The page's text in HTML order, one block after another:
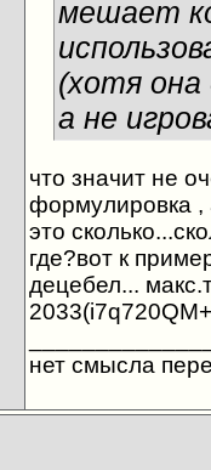
мешает
(хотя она
а не
что значит не
формулировка ,
это
где?вот к
децебел...
нет смысла